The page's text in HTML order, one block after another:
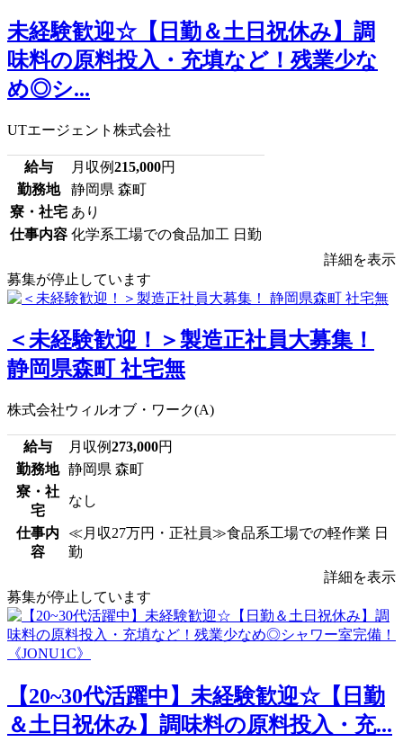
未経験歓迎☆【日勤＆土日祝休み】調
味料の原料投入・充填など！残業少な
め◎シ...
UTエージェント株式会社
給与 月収例215,000円
勤務地
静岡県 森町
寮・社宅 あり
仕事内容 化学系工場での食品加工 日勤
詳細を表示
募集が停止しています
＜未経験歓迎！＞製造正社員大募集！
静岡県森町 社宅無
株式会社ウィルオブ・ワーク(A)
給与 月収例273,000円
勤務地
静岡県 森町
寮・社
宅
なし
仕事内
容
≪月収27万円・正社員≫食品系工場での軽作業 日
勤
詳細を表示
募集が停止しています
【20~30代活躍中】未経験歓迎☆【日勤
＆土日祝休み】調味料の原料投入・充...